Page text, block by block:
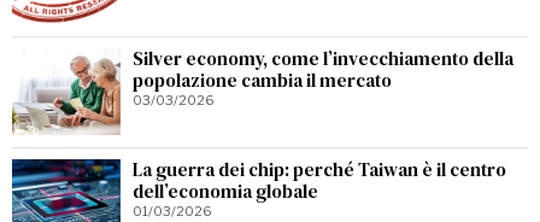
Silver economy, come l’invecchiamento della
popolazione cambia il mercato
03/03/2026
La guerra dei chip: perché Taiwan è il centro
dell’economia globale
01/03/2026